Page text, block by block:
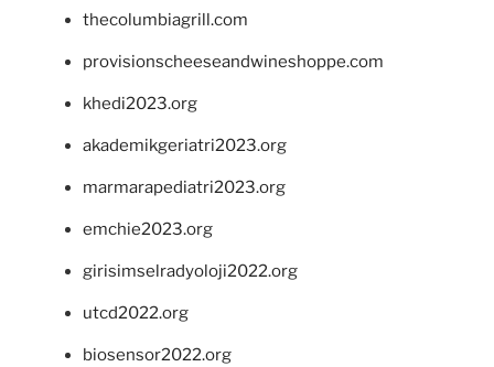
thecolumbiagrill.com
provisionscheeseandwineshoppe.com
khedi2023.org
akademikgeriatri2023.org
marmarapediatri2023.org
emchie2023.org
girisimselradyoloji2022.org
utcd2022.org
biosensor2022.org